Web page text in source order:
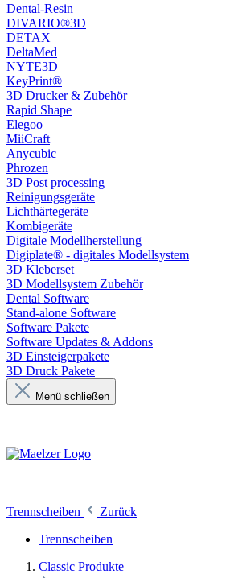
Dental-Resin
DIVARIO®3D
DETAX
DeltaMed
NYTE3D
KeyPrint®
3D Drucker & Zubehör
Rapid Shape
Elegoo
MiiCraft
Anycubic
Phrozen
3D Post processing
Reinigungsgeräte
Lichthärtegeräte
Kombigeräte
Digitale Modellherstellung
Digiplate® - digitales Modellsystem
3D Kleberset
3D Modellsystem Zubehör
Dental Software
Stand-alone Software
Software Pakete
Software Updates & Addons
3D Einsteigerpakete
3D Druck Pakete
Menü schließen
Trennscheiben
Zurück
Trennscheiben
Classic Produkte